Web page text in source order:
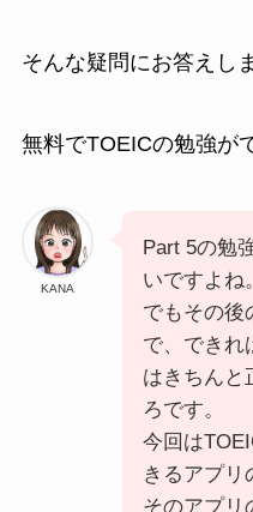
そんな疑問にお答えし
無料でTOEICの勉強が
KANA
Part 5の勉
いですよね。
でもその後
で、できれ
はきちんと
ろです。
今回は
きるアプリ
そのアプリ